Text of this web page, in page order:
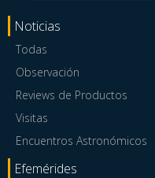
Noticias
Todas
Observación
Reviews de Productos
Visitas
Encuentros Astronómicos
Efemérides